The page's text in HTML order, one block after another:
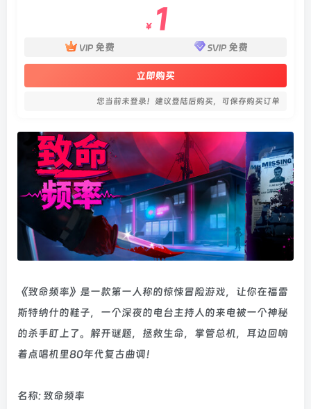
￥ 1
VIP 免费 SVIP 免费
立即购买
您当前未登录！建议登陆后购买，可保存购买订单
《致命频率》是一款第一人称的惊悚冒险游戏，让你在福雷
斯特纳什的鞋子，一个深夜的电台主持人的来电被一个神秘
的杀手盯上了。解开谜题，拯救生命，掌管总机，耳边回响
着点唱机里80年代复古曲调！
名称: 致命频率